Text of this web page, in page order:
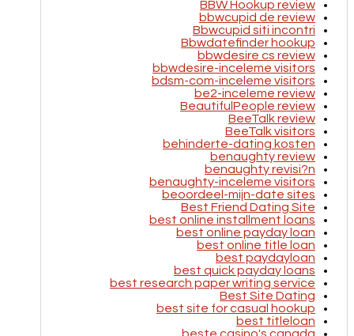
BBW Hookup review
bbwcupid de review
Bbwcupid siti incontri
Bbwdatefinder hookup
bbwdesire cs review
bbwdesire-inceleme visitors
bdsm-com-inceleme visitors
be2-inceleme review
BeautifulPeople review
BeeTalk review
BeeTalk visitors
behinderte-dating kosten
benaughty review
benaughty revisi?n
benaughty-inceleme visitors
beoordeel-mijn-date sites
Best Friend Dating Site
best online installment loans
best online payday loan
best online title loan
best paydayloan
best quick payday loans
best research paper writing service
Best Site Dating
best site for casual hookup
best titleloan